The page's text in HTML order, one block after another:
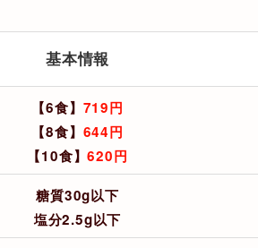
基本情報
【6食】 719円
【8食】 644円
【10食】620円
糖質30g以下
塩分2.5g以下